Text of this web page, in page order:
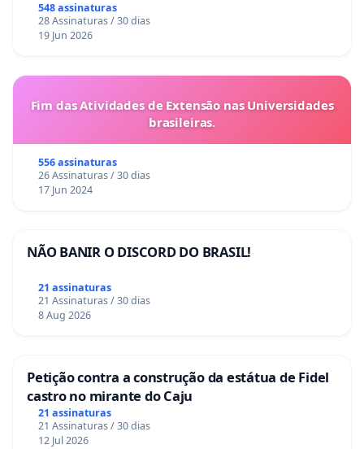
548 assinaturas
28 Assinaturas / 30 dias
19 Jun 2026
Fim das Atividades de Extensão nas Universidades
brasileiras.
556 assinaturas
26 Assinaturas / 30 dias
17 Jun 2024
NÃO BANIR O DISCORD DO BRASIL!
21 assinaturas
21 Assinaturas / 30 dias
8 Aug 2026
Petição contra a construção da estátua de Fidel
castro no mirante do Caju
21 assinaturas
21 Assinaturas / 30 dias
12 Jul 2026